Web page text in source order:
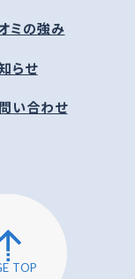
ミの強み
らせ
い合わせ
TOP